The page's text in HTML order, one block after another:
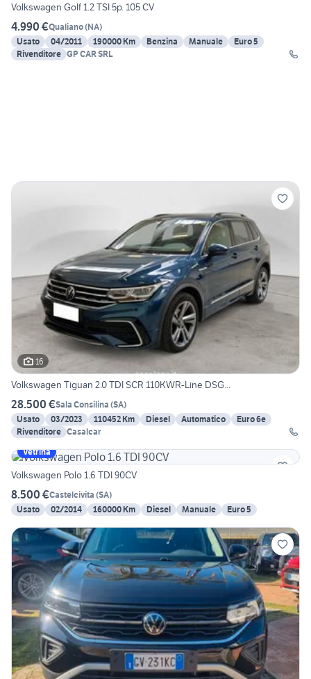
Volkswagen Golf 1.2 TSI 5p. 105 CV
4.990 €Qualiano(NA)
Usato
04/2011 190000 Km Benzina Manuale
Euro 5
Rivenditore GP CAR SRL
16
Volkswagen Tiguan 2.0 TDI SCR 110KWR-Line DSG...
28.500 €Sala Consilina (SA)
Usato
03/2023 110452 Km Diesel Automatico
Euro 6e
Rivenditore Casalcar
Vetrina
Volkswagen Polo 1.6 TDI 90CV
8.500 €Castelcivita (SA)
Usato
02/2014 160000 Km Diesel Manuale Euro 5